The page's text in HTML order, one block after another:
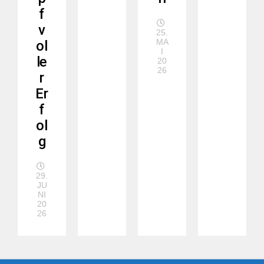
f
v
ol
le
r
Er
f
ol
g
29.
JU
NI
20
26
25.
MA
I
20
26